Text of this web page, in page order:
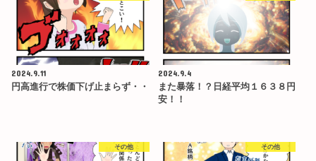
2024.9.11
円高進行で株価下げ止まらず・・
2024.9.4
また暴落！？日経平均１６３８円
安！！
その他 その他